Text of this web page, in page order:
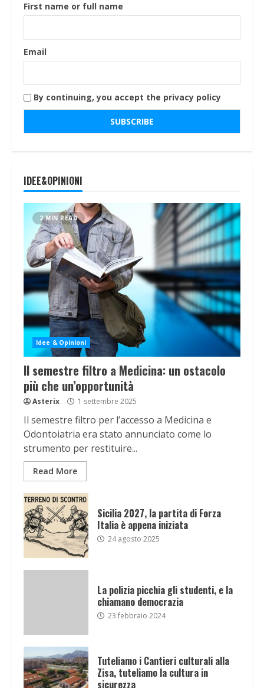
First name or full name
Email
By continuing, you accept the privacy policy
IDEE&OPINIONI
2 MIN READ
Idee & Opinioni
Il semestre filtro a Medicina: un ostacolo
più che un’opportunità
Asterix 1 settembre 2025
Il semestre filtro per l’accesso a Medicina e
Odontoiatria era stato annunciato come lo
strumento per restituire...
Read More
Sicilia 2027, la partita di Forza
Italia è appena iniziata
24 agosto 2025
La polizia picchia gli studenti, e la
chiamano democrazia
23 febbraio 2024
Tuteliamo i Cantieri culturali alla
Zisa, tuteliamo la cultura in
sicurezza